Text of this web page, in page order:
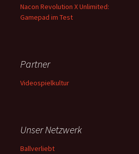
Nacon Revolution X Unlimited:
Gamepad im Test
Partner
Videospielkultur
Unser Netzwerk
Ballverliebt